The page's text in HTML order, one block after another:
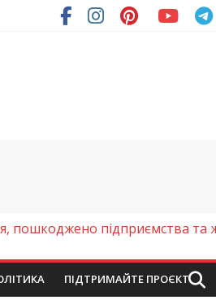
пошкоджено підприємства та
ПІДТРИМАЙТЕ ПРОЄКТ